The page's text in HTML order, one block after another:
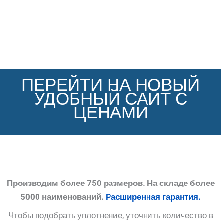
ПЕРЕЙТИ НА НОВЫЙ
УДОБНЫЙ САЙТ С
ЦЕНАМИ
Производим более 750 размеров. На складе более
5000 наименований. Расширенная гарантия.
Чтобы подобрать уплотнение, уточнить количество в